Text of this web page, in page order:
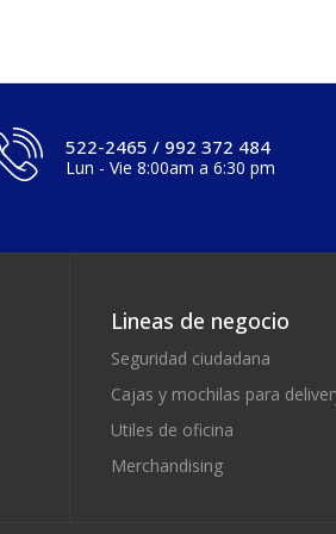
522-2465 / 992 372 484
Lun - Vie 8:00am a 6:30 pm
Lineas de negocio
Seguridad ciudadana
Cajas y mochilas para
Utiles de oficina
Merchandising